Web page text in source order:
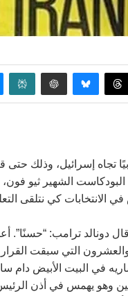
إسرائيل، وذلك حتى
الشهير ثيو
الانتخابات كي نتلقى
الجمعة، 20 حزيران (يونيو)، عند حوالي
التي سبقت
في البيت الأبيض دام
وهو يهمس في أذن